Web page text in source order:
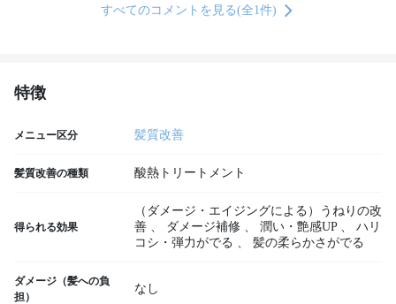
すべてのコメントを見る(全1件)
特徴
メニュー区分 髪質改善
髪質改善の種類 酸熱トリートメント
得られる効果
（ダメージ・エイジングによる）うねりの改
善 、 ダメージ補修 、 潤い・艶感UP 、
ハリ
コシ・弾力がでる 、 髪の柔らかさがでる
ダメージ（髪への負
担）
なし